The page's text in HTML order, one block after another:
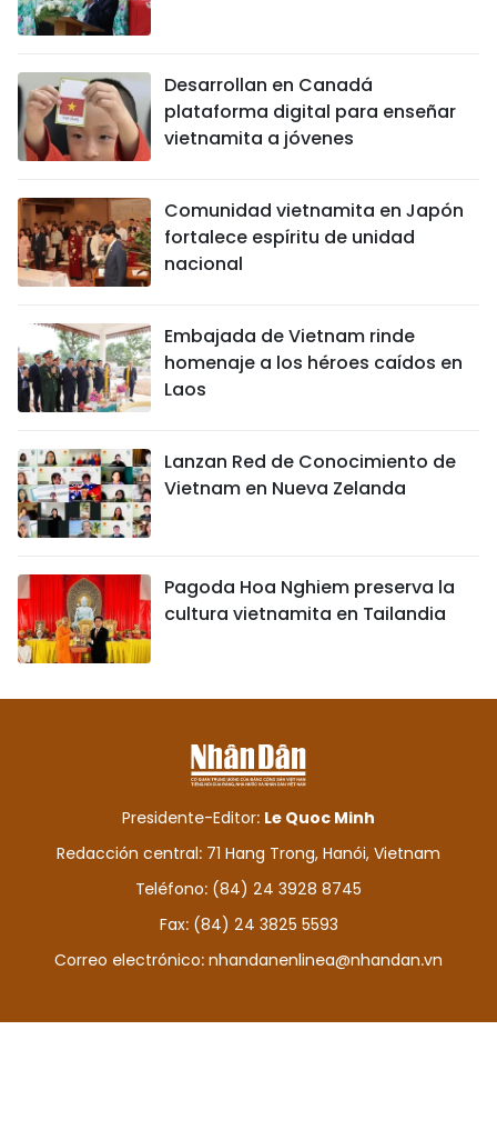
Desarrollan en Canadá
plataforma digital para enseñar
vietnamita a jóvenes
Comunidad vietnamita en Japón
fortalece espíritu de unidad
nacional
Embajada de Vietnam rinde
homenaje a los héroes caídos en
Laos
Lanzan Red de Conocimiento de
Vietnam en Nueva Zelanda
Pagoda Hoa Nghiem preserva la
cultura vietnamita en Tailandia
Presidente-Editor: Le Quoc Minh
Redacción central: 71 Hang Trong, Hanói, Vietnam
Teléfono: (84) 24 3928 8745
Fax: (84) 24 3825 5593
Correo electrónico: nhandanenlinea@nhandan.vn